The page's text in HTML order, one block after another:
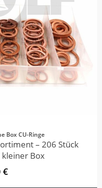
Box CU-Ringe
– 206 Stück
kleiner Box
€